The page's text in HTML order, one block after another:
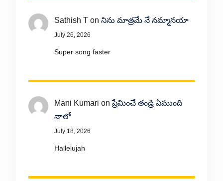
Sathish Ton నిను మాత్రమే నే నమ్మానయా
July 26, 2026
Super song faster
Mani Kumari onప్రేమించే తండ్రి ఏముంది
నాలో
July 18, 2026
Hallelujah